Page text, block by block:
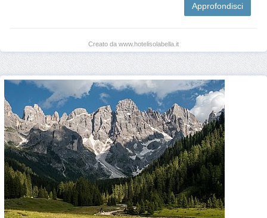
Approfondisci
Creato da www.hotelisolabella.it